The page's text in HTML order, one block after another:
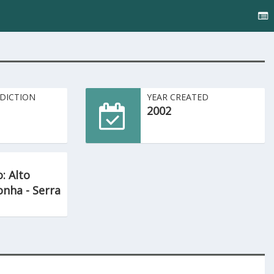
YEAR CREATED
2002
Alto
- Serra